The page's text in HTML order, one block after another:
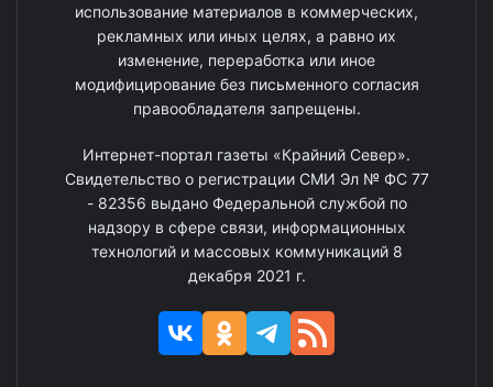
использование материалов в коммерческих,
рекламных или иных целях, а равно их
изменение, переработка или иное
модифицирование без письменного согласия
правообладателя запрещены.
Интернет-портал газеты «Крайний Север».
Свидетельство о регистрации СМИ Эл № ФС 77
- 82356 выдано Федеральной службой по
надзору в сфере связи, информационных
технологий и массовых коммуникаций 8
декабря 2021 г.